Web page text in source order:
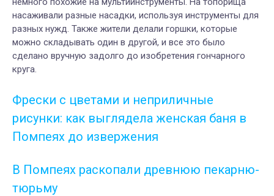
насаживали разные насадки, используя инструменты для
разных нужд. Также жители делали горшки, которые
можно складывать один в другой, и все это было
сделано вручную задолго до изобретения гончарного
круга.
Фрески с цветами и неприличные
рисунки: как выглядела женская баня в
Помпеях до извержения
В Помпеях раскопали древнюю пекарню-
тюрьму